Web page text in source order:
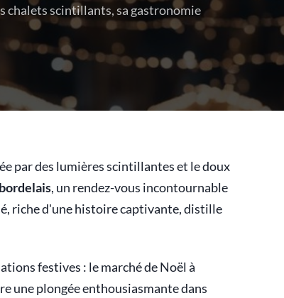
chalets scintillants, sa gastronomie
par des lumières scintillantes et le doux
bordelais, un rendez-vous incontournable
riche d'une histoire captivante, distille
festives : le marché de Noël à
une plongée enthousiasmante dans